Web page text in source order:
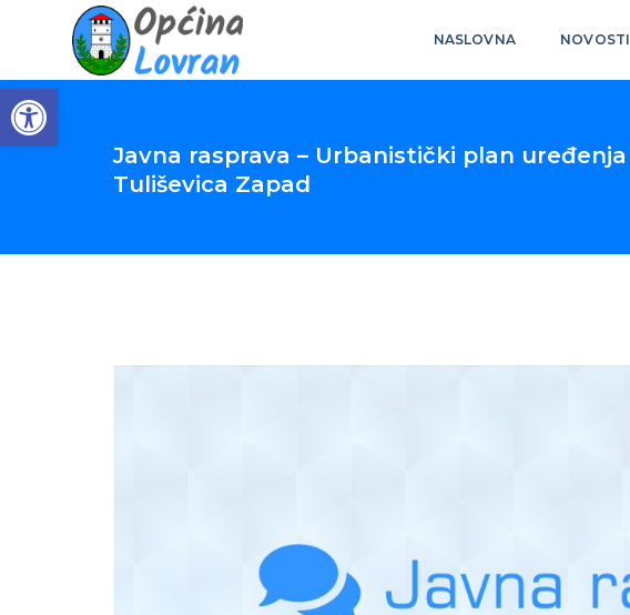
Open toolbar
NASLOVNA NOVOSTI
Javna rasprava – Urbanistički plan uređenja
Tuliševica Zapad